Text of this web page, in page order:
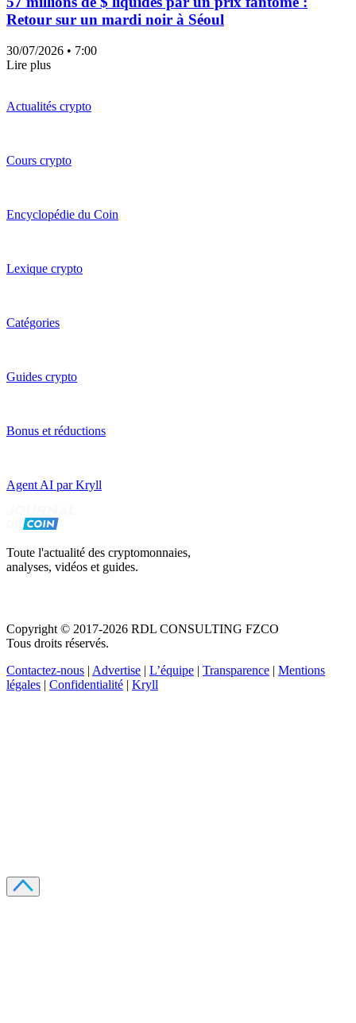
Retour sur un mardi noir à Séoul
30/07/2026 • 7:00
Lire plus
Actualités crypto
Cours crypto
Encyclopédie du Coin
Lexique crypto
Catégories
Guides crypto
Bonus et réductions
Agent AI par Kryll
Toute l'actualité des cryptomonnaies,
analyses, vidéos et guides.
Copyright © 2017-2026 RDL CONSULTING FZCO
Tous droits réservés.
Contactez-nous | Advertise | L’équipe | Transparence | Mentions
légales | Confidentialité | Kryll